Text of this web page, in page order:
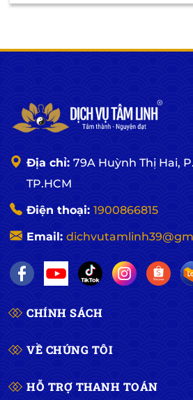
Địa chỉ: 79A Huỳnh Thị Hai,
TP.HCM
Điện thoại: 1900866815
Email:
CHÍNH SÁCH
VỀ CHÚNG TÔI
HỖ TRỢ THANH TOÁN